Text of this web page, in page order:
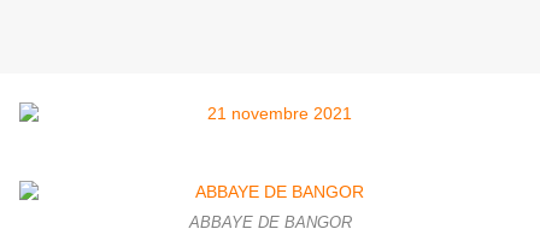
ABBAYE DE BANGOR